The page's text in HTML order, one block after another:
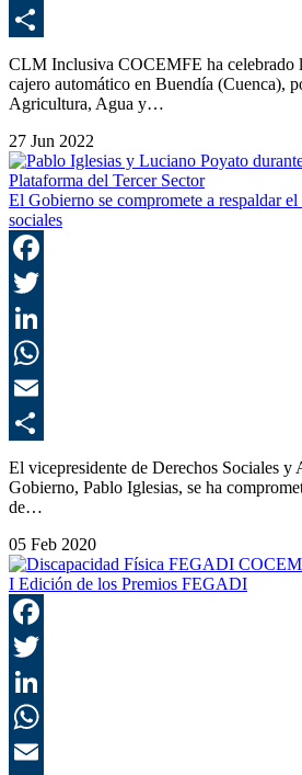
CLM Inclusiva COCEMFE ha celebrado
cajero automático en Buendía (Cuenca),
Agricultura, Agua y…
27 Jun 2022
El Gobierno se compromete a respaldar
sociales
El vicepresidente de Derechos Sociales y
Gobierno, Pablo Iglesias, se ha
de…
05 Feb 2020
I Edición de los Premios FEGADI